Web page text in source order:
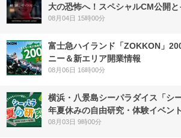
大の恐怖へ！スペシャルCM公開
08月04日 15時00分
富士急ハイランド「ZOKKON」
ニー＆新エリア開業情報
08月06日 16時00分
横浜・八景島シーパラダイス「シ
年夏休みの自由研究・体験イベン
08月03日 9時00分